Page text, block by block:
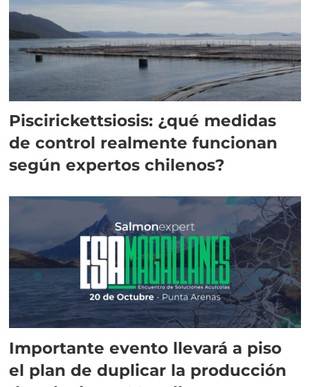
Piscirickettsiosis: ¿qué medidas
de control realmente funcionan
según expertos chilenos?
Importante evento llevará a piso
el plan de duplicar la producción